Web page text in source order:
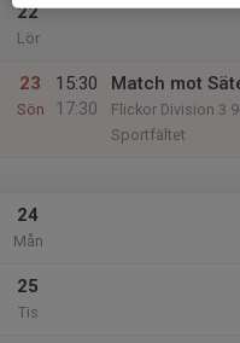
22
Lör
23
Sön
15:30
17:30
Match mot
Flickor Division 3
Sportfältet
24
Mån
25
Tis